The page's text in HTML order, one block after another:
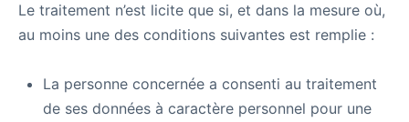
Le traitement n’est licite que si, et dans la mesure où,
au moins une des conditions suivantes est remplie :
La personne concernée a consenti au traitement
de ses données à caractère personnel pour une